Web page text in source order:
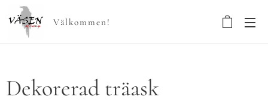
Välkommen!
Dekorerad träask